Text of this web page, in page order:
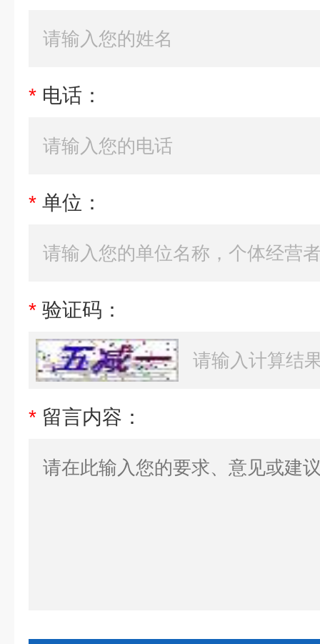
* 电话：
* 单位：
* 验证码：
* 留言内容：